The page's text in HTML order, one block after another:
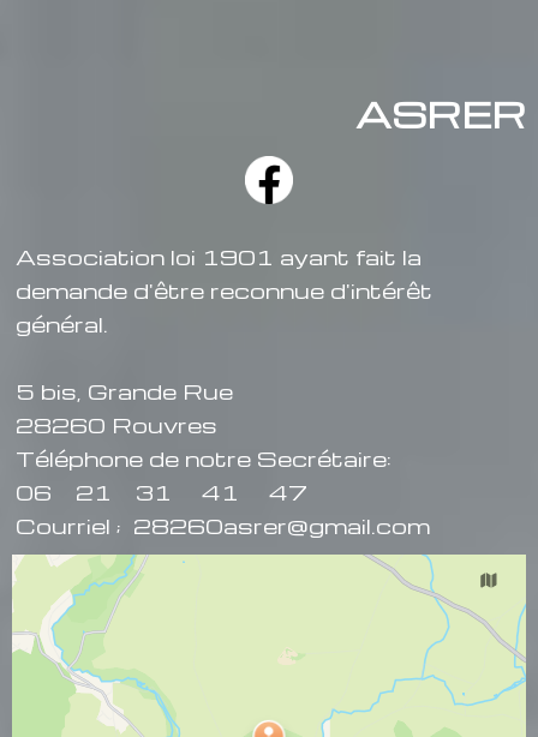
ASRER
Association loi 1901 ayant fait la
demande d'être reconnue d'intérêt
général.
5 bis, Grande Rue
28260 Rouvres
Téléphone de notre Secrétaire:
06 21 31 41 47
Courriel ; 28260asrer@gmail.com